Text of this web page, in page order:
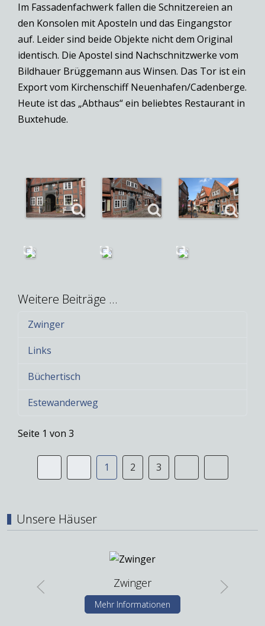
Im Fassadenfachwerk fallen die Schnitzereien an
den Konsolen mit Aposteln und das Eingangstor
auf. Leider sind beide Objekte nicht dem Original
identisch. Die Apostel sind Nachschnitzwerke vom
Bildhauer Brüggemann aus Winsen. Das Tor ist ein
Export vom Kirchenschiff Neuenhafen/Cadenberge.
Heute ist das „Abthaus“ ein beliebtes Restaurant in
Buxtehude.
Weitere Beiträge …
Zwinger
Links
Büchertisch
Estewanderweg
Seite 1 von 3
1 2 3
Unsere Häuser
Zwinger
Mehr Informationen